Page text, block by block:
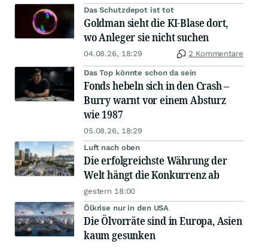
Das Schutzdepot ist tot
Goldman sieht die KI-Blase dort,
wo Anleger sie nicht suchen
04.08.26, 18:29 2 Kommentare
Das Top könnte schon da sein
Fonds hebeln sich in den Crash –
Burry warnt vor einem Absturz
wie 1987
05.08.26, 18:29
Luft nach oben
Die erfolgreichste Währung der
Welt hängt die Konkurrenz ab
gestern 18:00
Ölkrise nur in den USA
Die Ölvorräte sind in Europa, Asien
kaum gesunken